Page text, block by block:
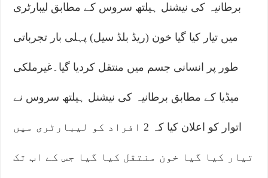
برطانیہ کی نیشنل ہیلتھ سروس کے مطابق لیبارٹری
میں تیار کیا گیا خون (ریڈ بلڈ سیل) پہلی بار تجرباتی
طور پر انسانی جسم میں منتقل کردیا گیا۔غیرملکی
میڈیا کے مطابق برطانیہ کی نیشنل ہیلتھ سروس نے
اتوار کو اعلان کیا کہ 2 افراد کو لیبارٹری میں
تیار کیا گیا خون منتقل کیا گیا جس کے اب تک